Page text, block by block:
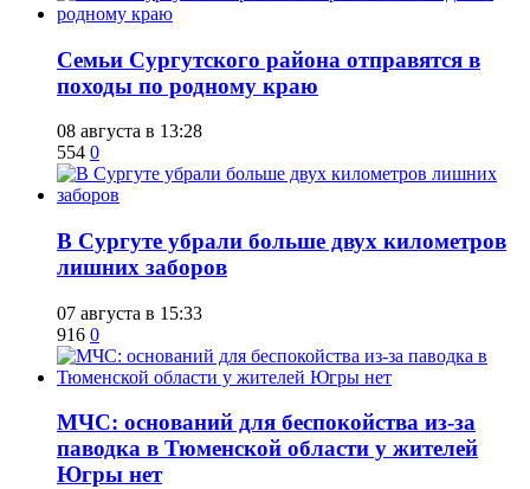
​Семьи Сургутского района отправятся в
походы по родному краю
08 августа в 13:28
554 0
​В Сургуте убрали больше двух километров
лишних заборов
07 августа в 15:33
916 0
​МЧС: оснований для беспокойства из-за
паводка в Тюменской области у жителей
Югры нет